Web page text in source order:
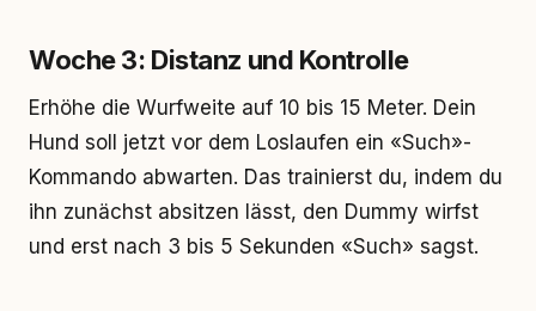
Woche 3: Distanz und Kontrolle
Erhöhe die Wurfweite auf 10 bis 15 Meter. Dein
Hund soll jetzt vor dem Loslaufen ein «Such»-
Kommando abwarten. Das trainierst du, indem du
ihn zunächst absitzen lässt, den Dummy wirfst
und erst nach 3 bis 5 Sekunden «Such» sagst.